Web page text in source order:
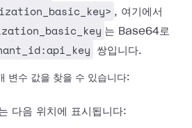
, 여기에서
는 Base64로
쌍입니다.
변수 값을 찾을 수 있습니다:
다음 위치에 표시됩니다: